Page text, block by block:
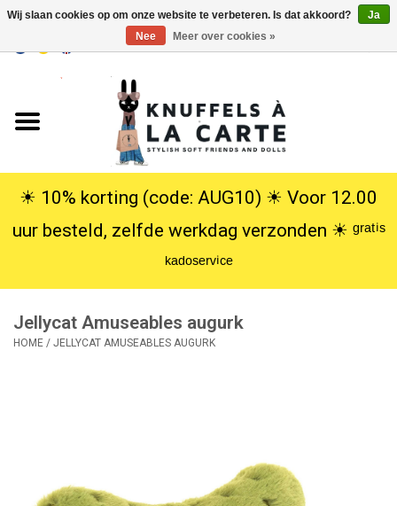
USD
Knuffels
Poppen
SALE
Cadeauservice
Merken
☀︎ 10% korting (code: AUG10) ☀︎ Voor 12.00
uur besteld, zelfde werkdag verzonden ☀︎ ᵍʳᵃᵗⁱˢ
ᵏᵃᵈᵒˢᵉʳᵛⁱᶜᵉ
Jellycat Amuseables augurk
HOME / JELLYCAT AMUSEABLES AUGURK
Wij slaan cookies op om onze website te verbeteren. Is dat akkoord?
Ja
Nee
Meer over cookies »